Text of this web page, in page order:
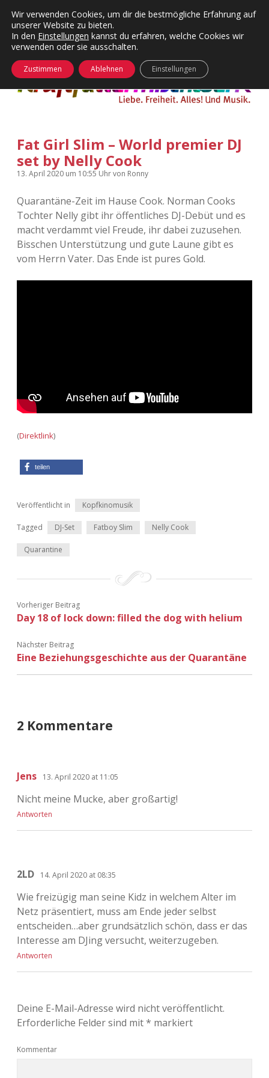
Kategorien
Menü
24 Hours Chilling
Die Wende
KFMW-Disco
kfmw.stuff
Kopfkinomusik
Nur mal so
Täglicher Sinnwahn
KFMW-Disco
Dates
Contact
Adventskalender
Adventskalender 2010
Adventskalender 2011
Adventskalender 2012
Adventskalender 2017
Adventskalender 2023
facebookinstagram
rss soundcloud
vimeoBluesky
öffnen
Fat Girl Slim – World premier DJ
set by Nelly Cook
13. April 2020 um 10:55 Uhrvon Ronny
Quarantäne-Zeit im Hause Cook. Norman Cooks
Tochter Nelly gibt ihr öffentliches DJ-Debüt und es
macht verdammt viel Freude, ihr dabei zuzusehen.
Bisschen Unterstützung und gute Laune gibt es
vom Herrn Vater. Das Ende ist pures Gold.
(Direktlink)
teilen
Veröffentlicht in Kopfkinomusik
Tagged DJ-Set Fatboy Slim Nelly Cook
Quarantine
Vorheriger Beitrag
Day 18 of lock down: filled the dog with helium
Nächster Beitrag
Eine Beziehungsgeschichte aus der Quarantäne
2 Kommentare
Jens 13. April 2020 at 11:05
Nicht meine Mucke, aber großartig!
Antworten
2LD 14. April 2020 at 08:35
Wie freizügig man seine Kidz in welchem Alter im
Netz präsentiert, muss am Ende jeder selbst
entscheiden…aber grundsätzlich schön, dass er das
Interesse am DJing versucht, weiterzugeben.
Antworten
Deine E-Mail-Adresse wird nicht veröffentlicht.
Erforderliche Felder sind mit* markiert
Kommentar
Wir verwenden Cookies, um dir die bestmögliche Erfahrung auf
unserer Website zu bieten.
In den Einstellungen kannst du erfahren, welche Cookies wir
verwenden oder sie ausschalten.
Zustimmen Ablehnen Einstellungen